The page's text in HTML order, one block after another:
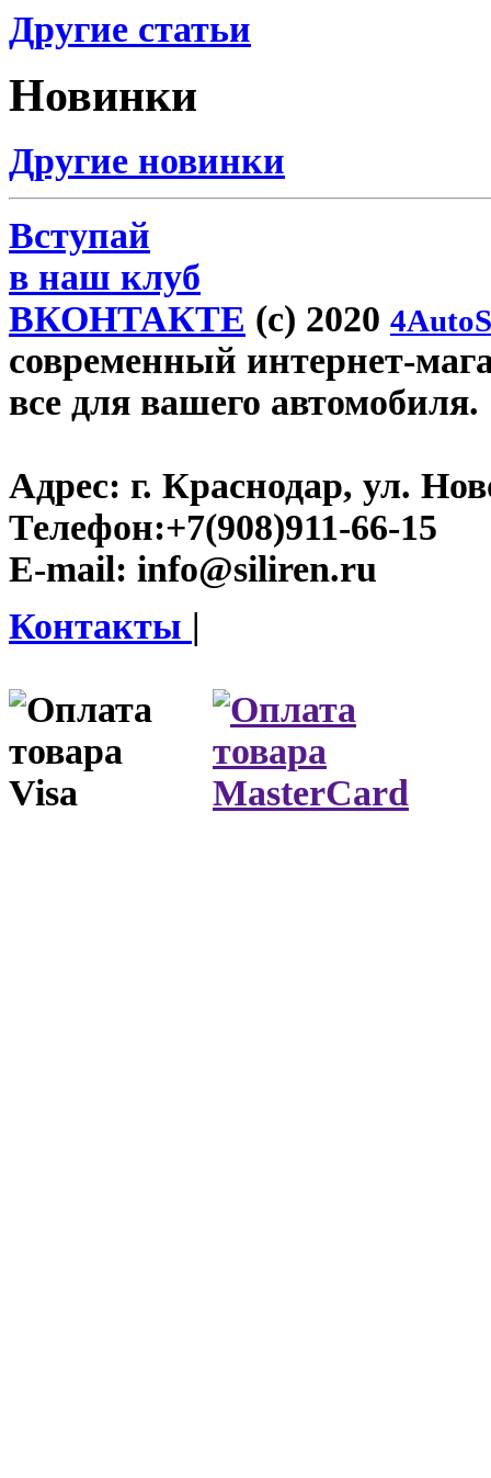
Другие статьи
Новинки
Другие новинки
Вступай
в наш клуб
ВКОНТАКТЕ (c) 2020
современный интернет-
все для вашего автомобиля.
Адрес: г. Краснодар, ул.
Телефон:+7(908)911-66-15
E-mail: info@siliren.ru
Контакты |